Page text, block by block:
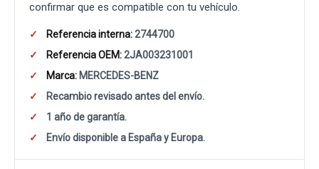
confirmar que es compatible con tu vehículo.
Referencia interna:2744700
Referencia OEM:2JA003231001
Marca: MERCEDES-BENZ
Recambio revisado antes del envío.
1 año de garantía.
Envío disponible a España y Europa.